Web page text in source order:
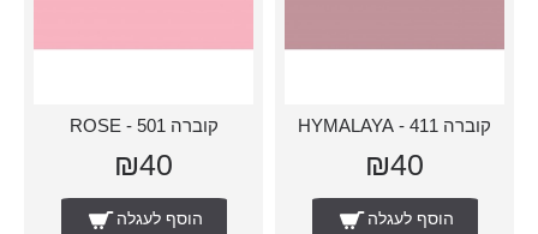
קוברה 411 - HYMALAYA
₪40
הוסף לעגלה
קוברה 501 - ROSE
₪40
הוסף לעגלה